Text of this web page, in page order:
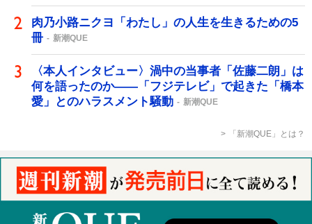
肉乃小路ニクヨ「わたし」の人生を生きるための5
冊
新潮QUE
〈本人インタビュー〉渦中の当事者「佐藤二朗」は
何を語ったのか――「フジテレビ」で起きた「橋本
愛」とのハラスメント騒動
新潮QUE
「新潮QUE」とは？